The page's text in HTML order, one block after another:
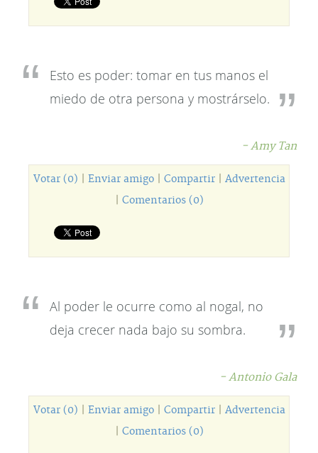
Esto es poder: tomar en tus manos el
miedo de otra persona y mostrárselo.
- Amy Tan
Votar (0) Enviar amigo| Compartir| Advertencia
Comentarios (0)
Al poder le ocurre como al nogal, no
deja crecer nada bajo su sombra.
- Antonio Gala
Votar (0) Enviar amigo| Compartir| Advertencia
Comentarios (0)